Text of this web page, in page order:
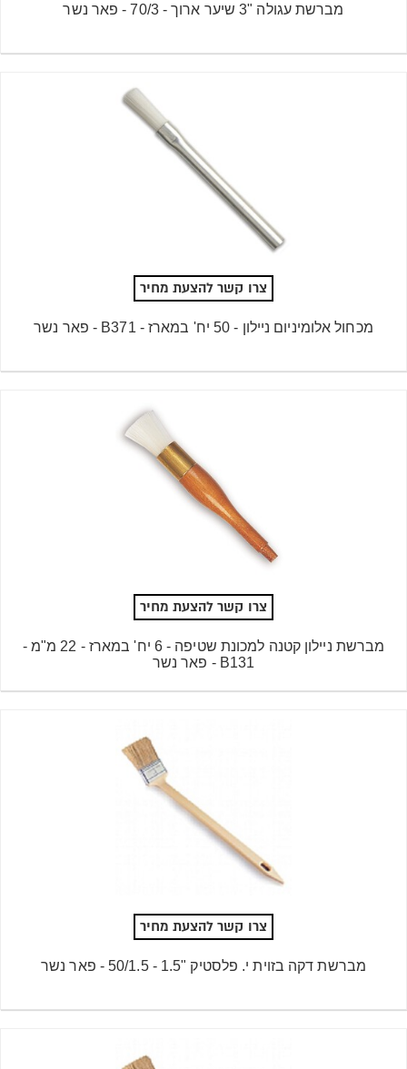
מברשת עגולה "3 שיער ארוך - 70/3 - פאר נשר
צרו קשר להצעת מחיר
מכחול אלומיניום ניילון - 50 יח' במארז - B371 - פאר נשר
צרו קשר להצעת מחיר
מברשת ניילון קטנה למכונת שטיפה - 6 יח' במארז - 22 מ"מ -
B131 - פאר נשר
צרו קשר להצעת מחיר
מברשת דקה בזוית י. פלסטיק "1.5 - 50/1.5 - פאר נשר